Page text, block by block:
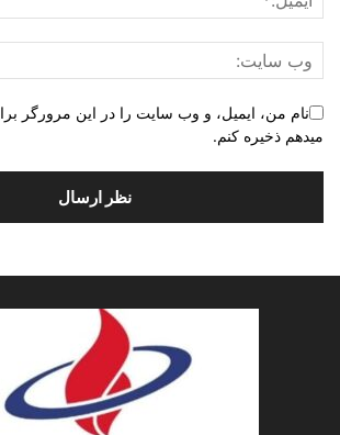
نام من، ایمیل، و وب سایت را در این مرورگر
میدهم ذخیره کنم.